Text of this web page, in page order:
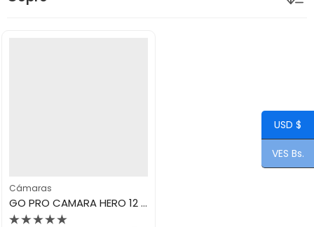
Cámaras
GO PRO CAMARA HERO 12 BLACK
USD $
VES Bs.